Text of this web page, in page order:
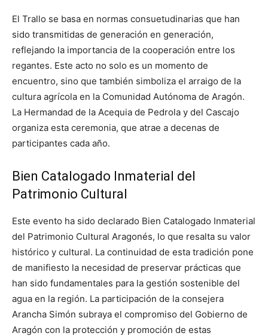
El Trallo se basa en normas consuetudinarias que han
sido transmitidas de generación en generación,
reflejando la importancia de la cooperación entre los
regantes. Este acto no solo es un momento de
encuentro, sino que también simboliza el arraigo de la
cultura agrícola en la Comunidad Autónoma de Aragón.
La Hermandad de la Acequia de Pedrola y del Cascajo
organiza esta ceremonia, que atrae a decenas de
participantes cada año.
Bien Catalogado Inmaterial del
Patrimonio Cultural
Este evento ha sido declarado Bien Catalogado Inmaterial
del Patrimonio Cultural Aragonés, lo que resalta su valor
histórico y cultural. La continuidad de esta tradición pone
de manifiesto la necesidad de preservar prácticas que
han sido fundamentales para la gestión sostenible del
agua en la región. La participación de la consejera
Arancha Simón subraya el compromiso del Gobierno de
Aragón con la protección y promoción de estas